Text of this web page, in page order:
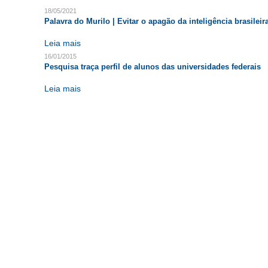
18/05/2021
Palavra do Murilo | Evitar o apagão da inteligência
Leia mais
16/01/2015
Pesquisa traça perfil de alunos das universidades federais
Leia mais